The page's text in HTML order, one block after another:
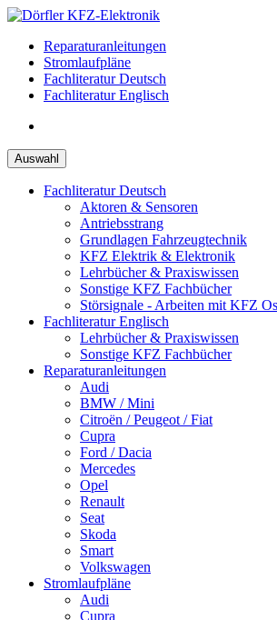
Zum
springenReparaturanleitungen
Stromlaufpläne
Fachliteratur Deutsch
Fachliteratur Englisch
Auswahl
Fachliteratur Deutsch
Aktoren & Sensoren
Antriebsstrang
Grundlagen Fahrzeugtechnik
KFZ Elektrik & Elektronik
Lehrbücher & Praxiswissen
Sonstige KFZ Fachbücher
Störsignale - Arbeiten mit KFZ
Fachliteratur Englisch
Lehrbücher & Praxiswissen
Sonstige KFZ Fachbücher
Reparaturanleitungen
Audi
BMW / Mini
Citroën / Peugeot / Fiat
Cupra
Ford / Dacia
Mercedes
Opel
Renault
Seat
Skoda
Smart
Volkswagen
Stromlaufpläne
Audi
Cupra